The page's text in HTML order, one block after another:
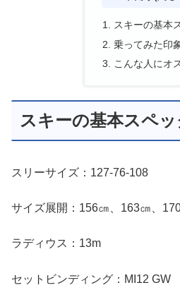
スキーの基本
乗ってみた印
こんな人にオ
スキーの基本スペッ
スリーサイズ：127-76-108
サイズ展開：156㎝、163㎝、
ラディウス：13m
セットビンディング：MI12 GW